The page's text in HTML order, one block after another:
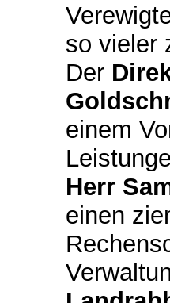
so vieler
Der
einem
Herr
einen